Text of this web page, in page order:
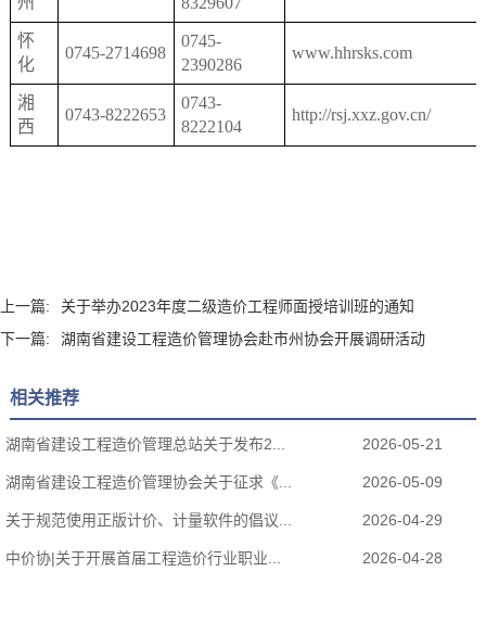
怀
化
0745-2714698
0745-
2390286
www.hhrsks.com
湘
西
0743-8222653
0743-
8222104
http://rsj.xxz.gov.cn/
上一篇:
关于举办2023年度二级造价工程师面授培训班的通知
下一篇:
湖南省建设工程造价管理协会赴市州协会开展调研活动
相关推荐
湖南省建设工程造价管理总站关于发布2... 2026-05-21
湖南省建设工程造价管理协会关于征求《... 2026-05-09
关于规范使用正版计价、计量软件的倡议... 2026-04-29
中价协|关于开展首届工程造价行业职业... 2026-04-28